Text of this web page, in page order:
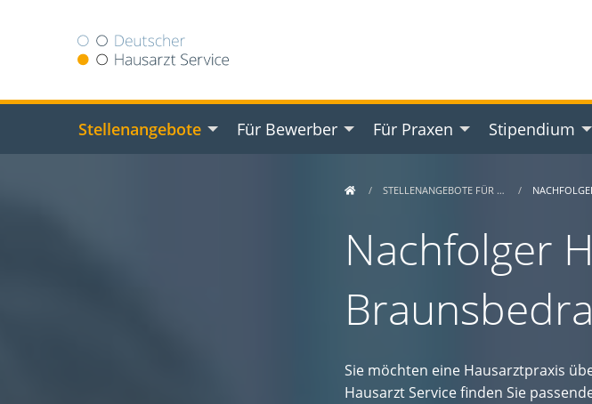
Stellenangebote Für Bewerber Für Praxen Stipendium
STELLENANGEBOTE FÜR …
Nachfolger
Braunsbedra
Sie möchten eine Hausarztpraxis
Hausarzt Service finden Sie